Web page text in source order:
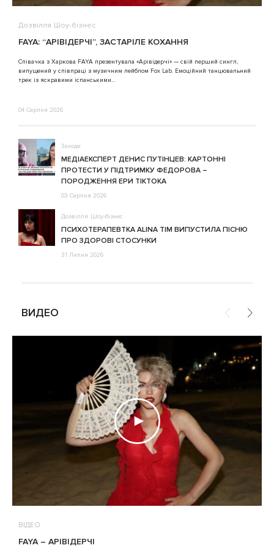
Дозвілля Шоу-бізнес
FAYA: “АРІВІДЕРЧІ”, ЗАСТАРІЛЕ КОХАННЯ
Співачка з Харкова FAYA презентувала «Арівідерчі» — свій перший сингл,
випущений у співпраці з музичним лейблом Fox Lab. Емоційний танцювальний
трек із яскравими іспанськими...
04 Серпня 2026
Заходи
МЕДІАЕКСПЕРТ ДЕНИС ПУТІНЦЕВ: КАРТОННІ
ПРОТЕСТИ У ПІДТРИМКУ ФЕДОРОВА –
ПОРОДЖЕННЯ ЕРИ ТІКТОКА
03 Серпня 2026
Дозвілля Шоу-бізнес
ПСИХОТЕРАПЕВТКА ALINA TIM ВИПУСТИЛА ПІСНЮ
ПРО ЗДОРОВІ СТОСУНКИ
31 Липня 2026
ВИДЕО
ВІДЕО
FAYA – АРІВІДЕРЧІ